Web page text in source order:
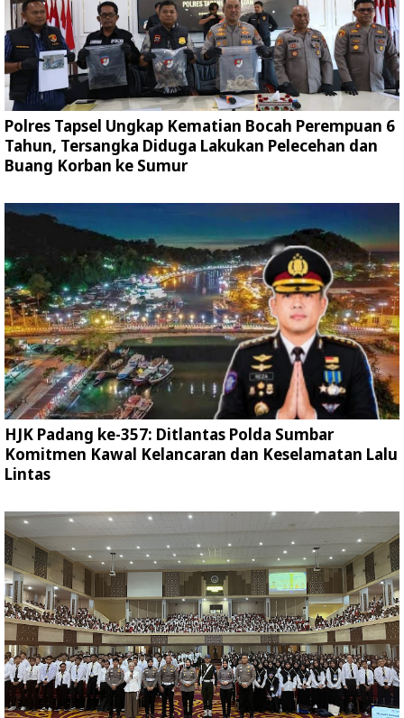
Polres Tapsel Ungkap Kematian Bocah Perempuan 6
Tahun, Tersangka Diduga Lakukan Pelecehan dan
Buang Korban ke Sumur
HJK Padang ke-357: Ditlantas Polda Sumbar
Komitmen Kawal Kelancaran dan Keselamatan Lalu
Lintas